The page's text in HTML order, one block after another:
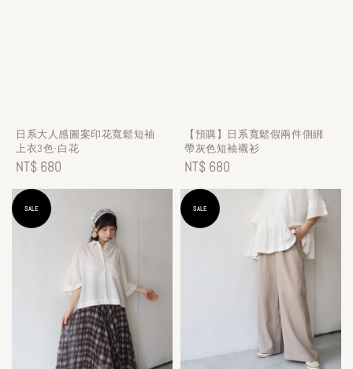
日系大人感圖案印花寬鬆短袖
上衣3色-白花
Regular
price
NT$ 680
【預購】日系寬鬆假兩件側綁
帶灰色短袖襯衫
Regular
price
NT$ 680
SALE SALE